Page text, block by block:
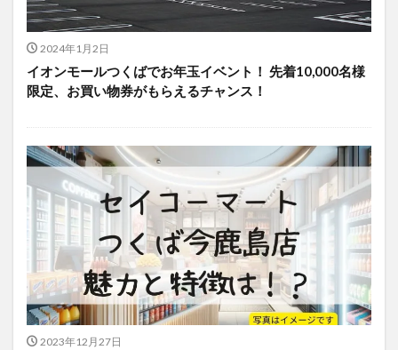
2024年1月2日
イオンモールつくばでお年玉イベント！ 先着10,000名様
限定、お買い物券がもらえるチャンス！
2023年12月27日